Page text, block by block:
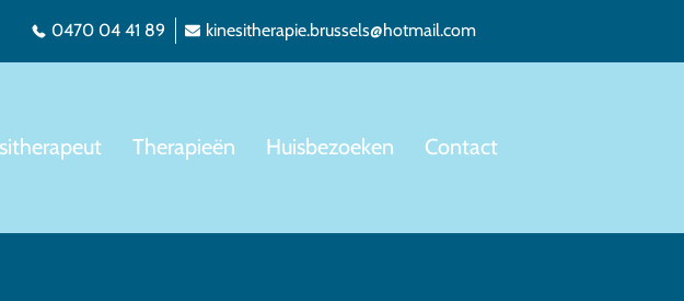
0470 04 41 89 kinesitherapie.brussels@hotmail.com
Therapieën Huisbezoeken Contact